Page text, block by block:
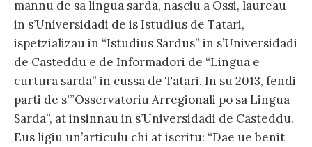
mannu de sa lingua sarda, nasciu a Ossi, laureau
in s’Universidadi de is Istudius de Tatari,
ispetzializau in “Istudius Sardus” in s’Universidadi
de Casteddu e de Informadori de “Lingua e
curtura sarda” in cussa de Tatari. In su 2013, fendi
parti de s'”Osservatoriu Arregionali po sa Lingua
Sarda”, at insinnau in s’Universidadi de Casteddu.
Eus ligiu un’articulu chi at iscritu: “Dae ue benit